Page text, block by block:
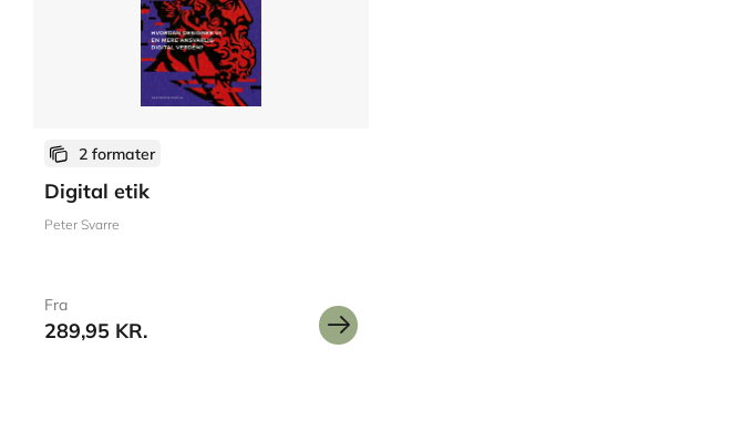
2 formater
Digital etik
Peter Svarre
Fra
289,95 KR.